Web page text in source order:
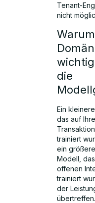
Tenant-
nicht
die
Ein
das auf
trainiert
ein
Modell,
offenen
trainiert
der